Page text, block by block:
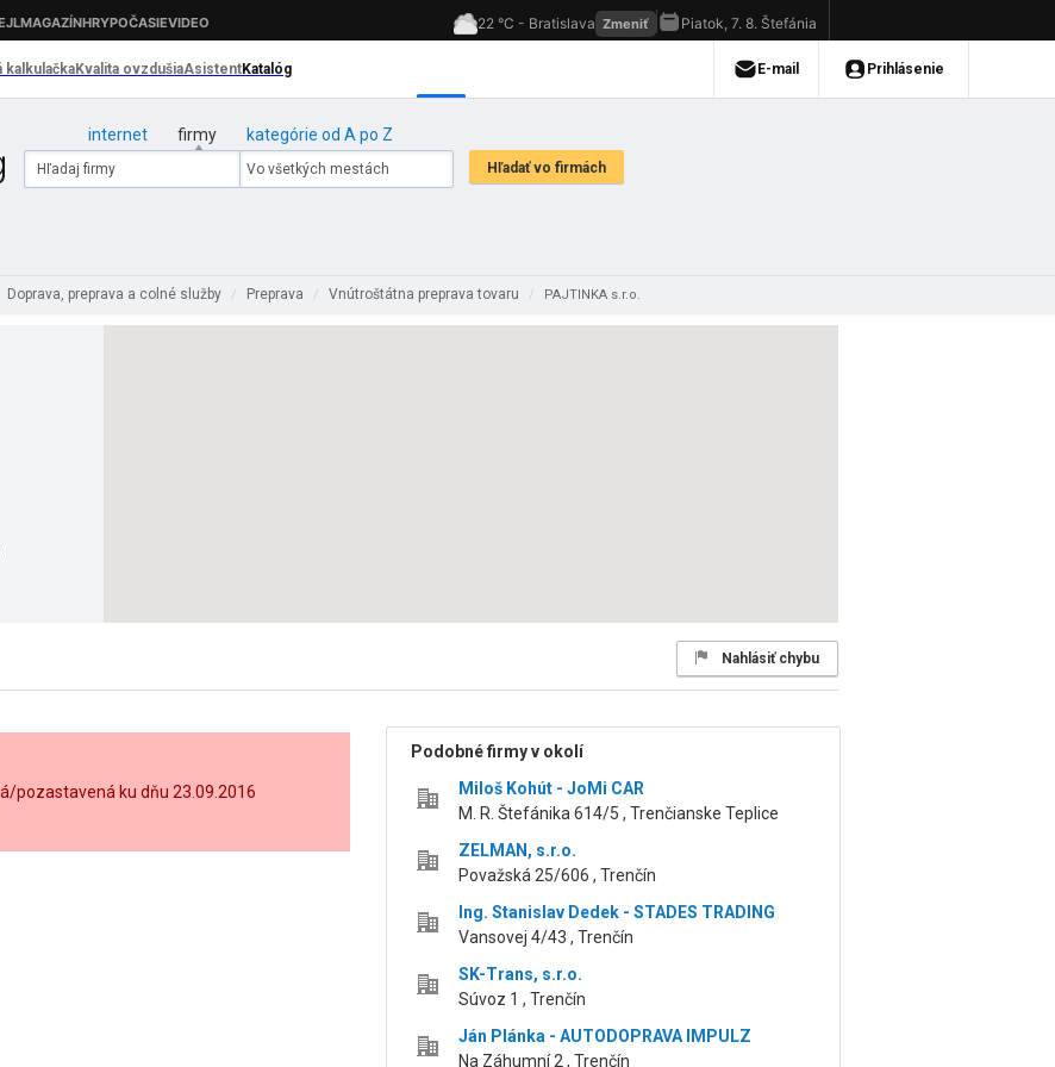
internet firmy kategórie od A po Z
Doprava, preprava a colné služby / Preprava / Vnútroštátna preprava tovaru / PAJTINKA s.r.o.
Nahlásiť chybu
pozastavená ku dňu 23.09.2016
Podobné firmy v okolí
Miloš Kohút - JoMi CAR
M. R. Štefánika 614/5 , Trenčianske Teplice
ZELMAN, s.r.o.
Považská 25/606 , Trenčín
Ing. Stanislav Dedek - STADES TRADING
Vansovej 4/43 , Trenčín
SK-Trans, s.r.o.
Súvoz 1 , Trenčín
Ján Plánka - AUTODOPRAVA IMPULZ
Na Záhumní 2 , Trenčín